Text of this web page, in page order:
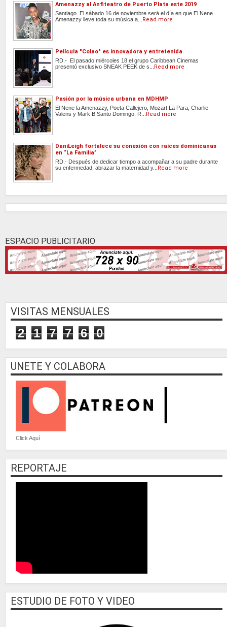
Amenazzy al Anfiteatro de Puerto Plata este 2019
Santiago. El sábado 16 de noviembre será el día en que El Nene
Amenazzy lleve toda su música a...
Read more
Película "Colao" es innovadora y entretenida
RD.- El pasado miércoles 18 el grupo Caribbean Cinemas
presentó exclusivo SNEAK PEEK de s...
Read more
Pasión por la música urbana en MDHMP
El Nene la Amenazzy, Poeta Callejero, Mozart La Para, Charlie
Valens y Mark B Santo Domingo, R...
Read more
DaniLeigh fortalece su conexión con raíces dominicanas
en “La Familia”
RD.- Después de dedicar tiempo a acompañar a su padre durante
su enfermedad, abrazar la maternidad y...
Read more
ESPACIO PUBLICITARIO
VISITAS MENSUALES
2 1 7 7 6 0
UNETE Y COLABORA
Click Aquí
REPORTAJE
ESTUDIO DE FOTO Y VIDEO